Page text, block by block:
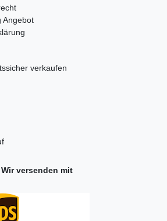
Angebot
verkaufen
Wir versenden mit